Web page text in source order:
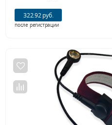
322.92 руб.
после регистрации